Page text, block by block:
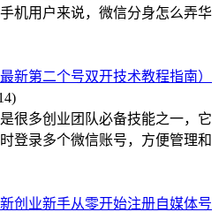
机用户来说，微信分身怎么弄华
新第二个号双开技术教程指南）
很多创业团队必备技能之一，它
登录多个微信账号，方便管理和
创业新手从零开始注册自媒体号